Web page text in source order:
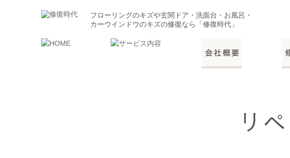
フローリングのキズや玄関ドア・洗面台・お風呂・
カーウインドウのキズの修復なら「修復時代」